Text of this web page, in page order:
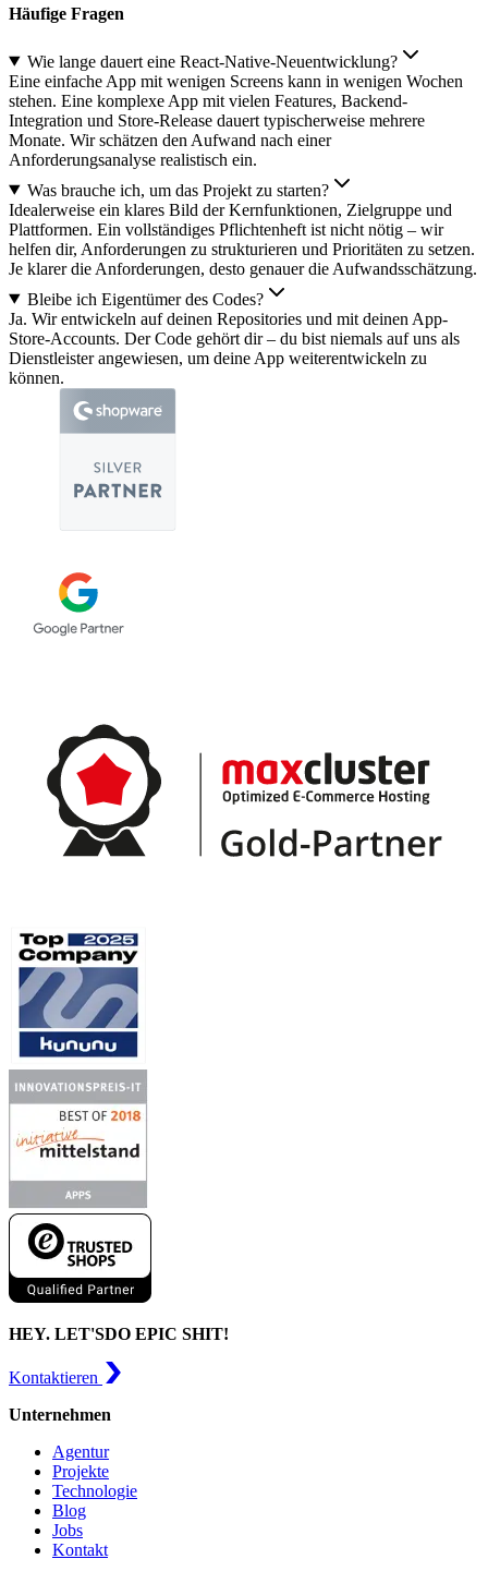
Häufige Fragen
Wie lange dauert eine React-Native-Neuentwicklung?
Eine einfache App mit wenigen Screens kann in wenigen Wochen
stehen. Eine komplexe App mit vielen Features, Backend-
Integration und Store-Release dauert typischerweise mehrere
Monate. Wir schätzen den Aufwand nach einer
Anforderungsanalyse realistisch ein.
Was brauche ich, um das Projekt zu starten?
Idealerweise ein klares Bild der Kernfunktionen, Zielgruppe und
Plattformen. Ein vollständiges Pflichtenheft ist nicht nötig – wir
helfen dir, Anforderungen zu strukturieren und Prioritäten zu setzen.
Je klarer die Anforderungen, desto genauer die Aufwandsschätzung.
Bleibe ich Eigentümer des Codes?
Ja. Wir entwickeln auf deinen Repositories und mit deinen App-
Store-Accounts. Der Code gehört dir – du bist niemals auf uns als
Dienstleister angewiesen, um deine App weiterentwickeln zu
können.
HEY. LET'SDO EPIC SHIT!
Kontaktieren
Unternehmen
Agentur
Projekte
Technologie
Blog
Jobs
Kontakt